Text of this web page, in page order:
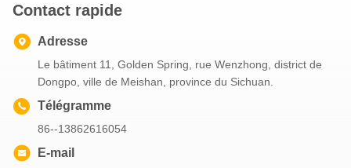
Contact rapide
Adresse
Le bâtiment 11, Golden Spring, rue Wenzhong, district de
Dongpo, ville de Meishan, province du Sichuan.
Télégramme
86--13862616054
E-mail